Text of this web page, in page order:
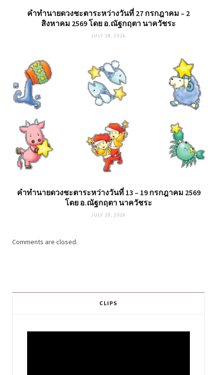
คำทำนายดวงชะตาระหว่างวันที่ 27 กรกฎาคม – 2
สิงหาคม 2569 โดย อ.ณัฐกฤตา นาควัชระ
JULY 28, 2026
คำทำนายดวงชะตาระหว่างวันที่ 13 – 19 กรกฎาคม 2569
โดย อ.ณัฐกฤตา นาควัชระ
JULY 20, 2026
Comments are closed.
CLIPS